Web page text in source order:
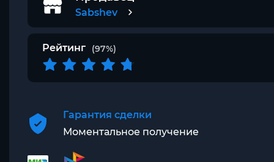
Sabshev
Рейтинг (97%)
Гарантия сделки
Моментальное получение